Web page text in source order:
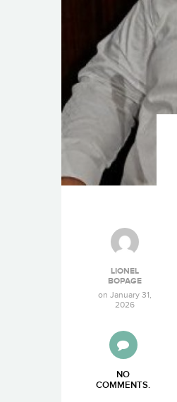
LIONEL
BOPAGE
on January 31,
2026
NO
COMMENTS.